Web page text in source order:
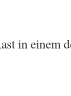
in einem